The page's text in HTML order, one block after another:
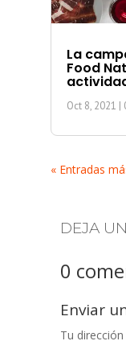
La
Food
Oct 8, 2021 |
« Entradas
DEJA
0
Enviar
Tu